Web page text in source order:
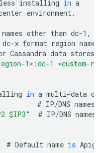
installing in a
environment.
names other than dc-1 ,
dc-x format region name
Cassandra data stores
1>:dc-1 <custom-
in a multi-data
# IP/DNS names
$IP3" # IP/DNS names
# Default name is